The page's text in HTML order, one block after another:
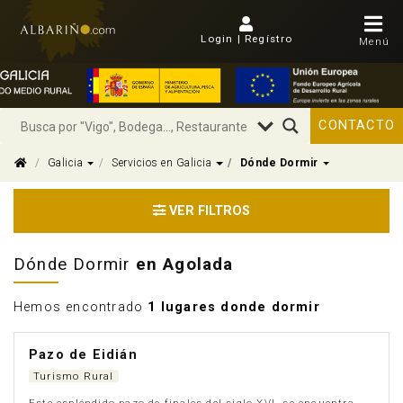
Login | Regístro Menú
CONTACTO
Galicia Dropdown
Servicios en Galicia Dropdown
Dónde Dormir Dropdown
VER FILTROS
Dónde Dormir en Agolada
Hemos encontrado 1 lugares donde dormir
Pazo de Eidián
Turismo Rural